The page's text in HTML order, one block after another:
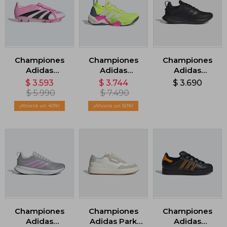
Championes
Adidas
Predator
League
Lengüeta
Plegable -
$ 3.593
$ 5.990
40
Championes
Adidas
Rapidmove
ADV 2 - Verde
$ 3.744
$ 7.490
50
Championes
Adidas
Runfalcon 5 -
$ 3.690
Championes
Adidas
Championes
Adidas Park
Championes
Adidas